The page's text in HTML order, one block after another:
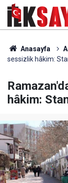
Anasayfa
sessizlik hâkim:
hâkim: